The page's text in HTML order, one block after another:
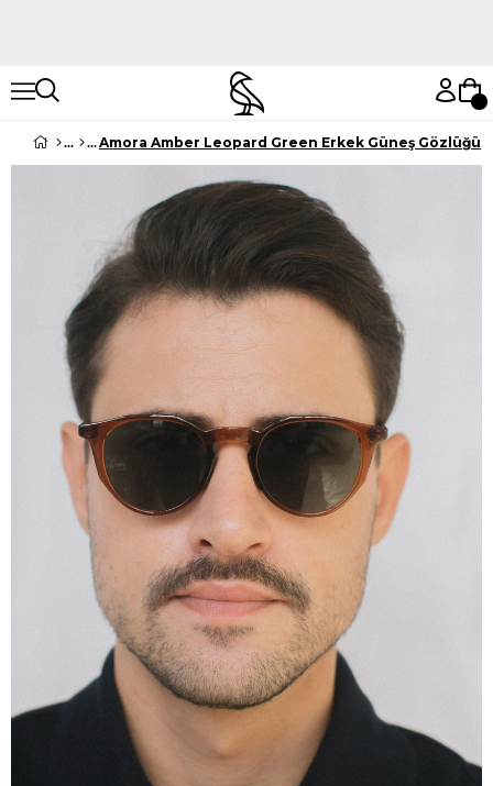
Amora Amber Leopard Green Erkek Güneş Gözlüğü